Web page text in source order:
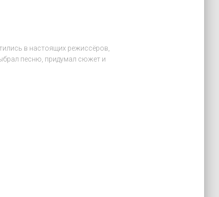
в настоящих режиссёров,
песню, придумал сюжет и